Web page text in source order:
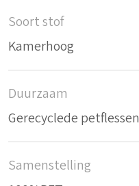
Soort stof
Kamerhoog
Duurzaam
Gerecyclede petflessen
Samenstelling